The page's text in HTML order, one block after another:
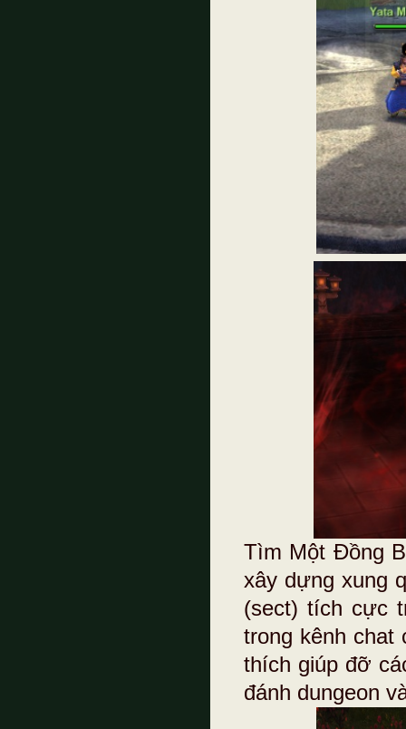
Tìm Một Đồng
xây dựng xung
(sect) tích cực
trong kênh chat
thích giúp đỡ
đánh dungeon